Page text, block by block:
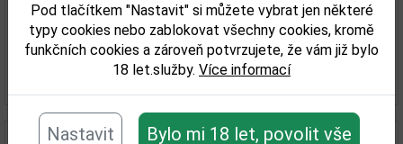
Pod tlačítkem "Nastavit" si můžete vybrat jen některé
typy cookies nebo zablokovat všechny cookies, kromě
funkčních cookies a zároveň potvrzujete, že vám již bylo
18 let.služby. Více informací
Nastavit Bylo mi 18 let, povolit vše
1 390,00 Kč
Skladem
Detail